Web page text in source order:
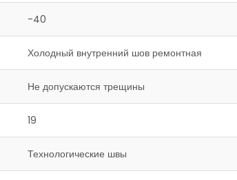
-40
Холодный внутренний шов ремонтная
Не допускаются трещины
19
Технологические швы